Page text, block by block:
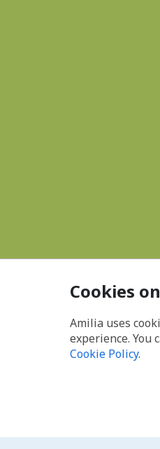
Cookies
Amilia uses
experience. You
Cookie Policy.